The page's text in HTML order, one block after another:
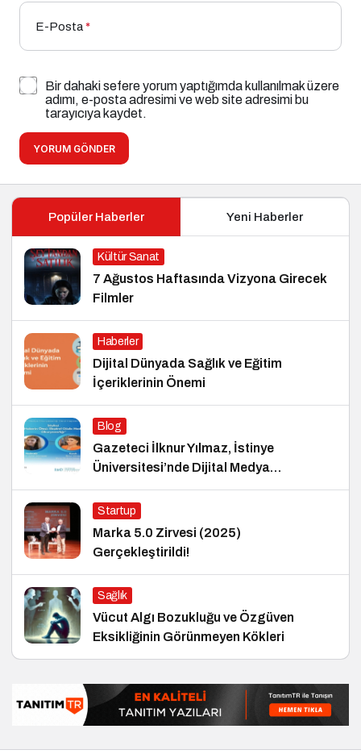
E-Posta*
Bir dahaki sefere yorum yaptığımda kullanılmak üzere
adımı, e-posta adresimi ve web site adresimi bu
tarayıcıya kaydet.
YORUM GÖNDER
Popüler Haberler Yeni Haberler
Kültür Sanat
7 Ağustos Haftasında Vizyona Girecek
Filmler
Haberler
Dijital Dünyada Sağlık ve Eğitim
İçeriklerinin Önemi
Blog
Gazeteci İlknur Yılmaz, İstinye
Üniversitesi’nde Dijital Medya
Okuryazarlığı Dersinin Konuğu Oldu
Startup
Marka 5.0 Zirvesi (2025)
Gerçekleştirildi!
Sağlık
Vücut Algı Bozukluğu ve Özgüven
Eksikliğinin Görünmeyen Kökleri